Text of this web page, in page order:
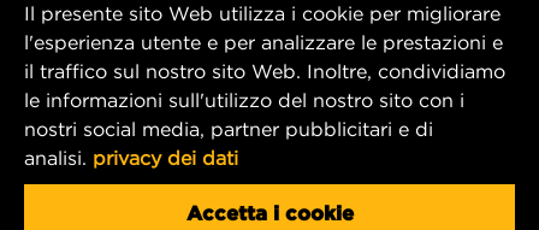
MANN+HUMMEL FT Poland
ul. Wrocławska 145,
63-800 GOSTYŃ, POLAND
Tel. +48 65 572 89 00
E-mail:info@mann-hummel.com
Il presente sito Web utilizza i cookie per migliorare
l'esperienza utente e per analizzare le prestazioni e
il traffico sul nostro sito Web. Inoltre, condividiamo
le informazioni sull'utilizzo del nostro sito con i
nostri social media, partner pubblicitari e di
analisi. privacy dei dati
Accetta i cookie